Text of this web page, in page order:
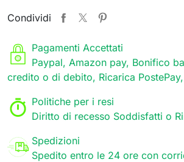
Condividi
Pagamenti Accettati
Paypal, Amazon pay, Bonifico
credito o di debito, Ricarica
Politiche per i resi
Diritto di recesso Soddisfatti o
Spedizioni
Spedito entro le 24 ore con